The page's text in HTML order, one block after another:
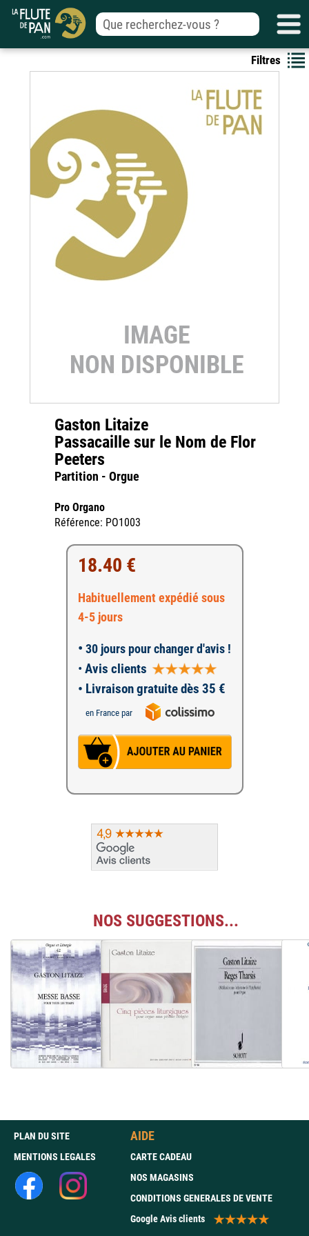
Filtres
Gaston Litaize
Passacaille sur le Nom de Flor
Peeters
Partition - Orgue
Pro Organo
Référence: PO1003
18.40 €
Habituellement expédié sous
4-5 jours
• 30 jours pour changer d'avis !
• Avis clients
• Livraison gratuite dès 35 €
en France par
NOS SUGGESTIONS...
PLAN DU SITE
MENTIONS LEGALES
AIDE
CARTE CADEAU
NOS MAGASINS
CONDITIONS GENERALES DE VENTE
Google Avis clients